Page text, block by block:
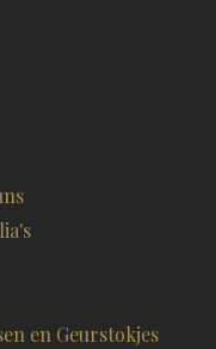
en Geurstokjes